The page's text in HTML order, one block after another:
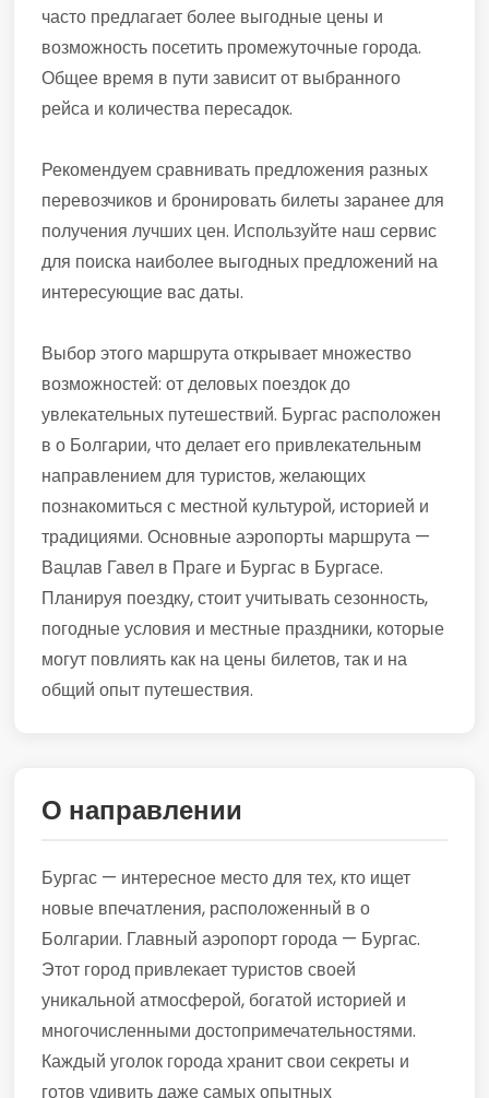
часто предлагает более выгодные цены и
возможность посетить промежуточные города.
Общее время в пути зависит от выбранного
рейса и количества пересадок.
Рекомендуем сравнивать предложения разных
перевозчиков и бронировать билеты заранее для
получения лучших цен. Используйте наш сервис
для поиска наиболее выгодных предложений на
интересующие вас даты.
Выбор этого маршрута открывает множество
возможностей: от деловых поездок до
увлекательных путешествий. Бургас расположен
в о Болгарии, что делает его привлекательным
направлением для туристов, желающих
познакомиться с местной культурой, историей и
традициями. Основные аэропорты маршрута —
Вацлав Гавел в Праге и Бургас в Бургасе.
Планируя поездку, стоит учитывать сезонность,
погодные условия и местные праздники, которые
могут повлиять как на цены билетов, так и на
общий опыт путешествия.
О направлении
Бургас — интересное место для тех, кто ищет
новые впечатления, расположенный в о
Болгарии. Главный аэропорт города — Бургас.
Этот город привлекает туристов своей
уникальной атмосферой, богатой историей и
многочисленными достопримечательностями.
Каждый уголок города хранит свои секреты и
готов удивить даже самых опытных